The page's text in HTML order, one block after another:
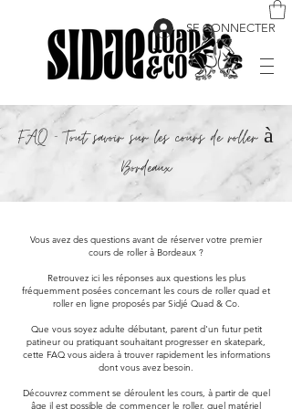
SE CONNECTER
FAQ – Tout savoir sur les cours de roller à
Bordeaux
Vous avez des questions avant de réserver votre premier
cours de roller à Bordeaux ?
Retrouvez ici les réponses aux questions les plus
fréquemment posées concernant les cours de roller quad et
roller en ligne proposés par Sidjé Quad & Co.
Que vous soyez adulte débutant, parent d'un futur petit
patineur ou pratiquant souhaitant progresser en skatepark,
cette FAQ vous aidera à trouver rapidement les informations
dont vous avez besoin.
Découvrez comment se déroulent les cours, à partir de quel
âge il est possible de commencer le roller, quel matériel